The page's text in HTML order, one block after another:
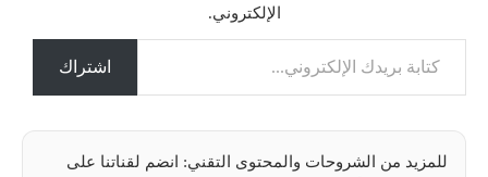
ي
ل
الإلكتروني.
كتابة بريدك الإلكتروني...
اشتراك
للمزيد من الشروحات والمحتوى التقني: انضم لقناتنا على